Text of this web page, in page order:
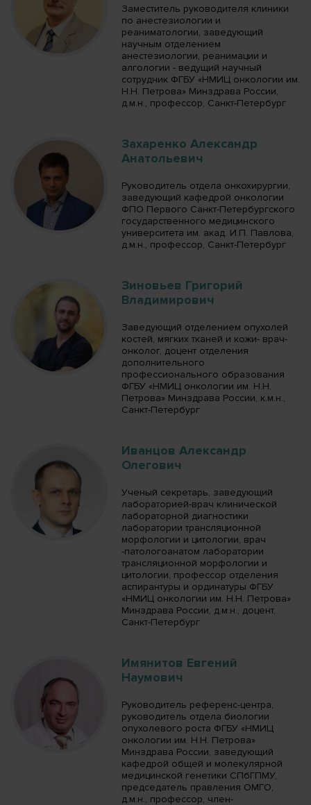
Заместитель руководителя клиники
по анестезиологии и
реаниматологии, заведующий
научным отделением
анестезиологии, реанимации и
алгологии - ведущий научный
сотрудник ФГБУ «НМИЦ онкологии им.
Н.Н. Петрова» Минздрава России,
д.м.н., профессор, Санкт-Петербург
Захаренко Александр
Анатольевич
Руководитель отдела онкохирургии,
заведующий кафедрой онкологии
ФПО Первого Санкт-Петербургского
государственного медицинского
университета им. акад. И.П. Павлова,
д.м.н., профессор, Санкт-Петербург
Зиновьев Григорий
Владимирович
Заведующий отделением опухолей
костей, мягких тканей и кожи- врач-
онколог, доцент отделения
дополнительного
профессионального образования
ФГБУ «НМИЦ онкологии им. Н.Н.
Петрова» Минздрава России, к.м.н.,
Санкт-Петербург
Иванцов Александр
Олегович
Ученый секретарь, заведующий
лабораторией-врач клинической
лабораторной диагностики
лаборатории трансляционной
морфологии и цитологии, врач
-патологоанатом лаборатории
трансляционной морфологии и
цитологии, профессор отделения
аспирантуры и ординатуры ФГБУ
«НМИЦ онкологии им. Н.Н. Петрова»
Минздрава России, д.м.н., доцент,
Санкт-Петербург
Имянитов Евгений
Наумович
Руководитель референс-центра,
руководитель отдела биологии
опухолевого роста ФГБУ «НМИЦ
онкологии им. Н.Н. Петрова»
Минздрава России, заведующий
кафедрой общей и молекулярной
медицинской генетики СПбГПМУ,
председатель правления ОМГО,
д.м.н., профессор, член-